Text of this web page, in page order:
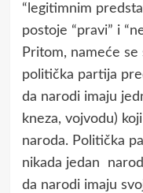
“legitimnim
postoje “pravi” i
Pritom, nameće
politička partija
da narodi imaju
kneza, vojvodu)
naroda. Politička
nikada jedan
da narodi imaju